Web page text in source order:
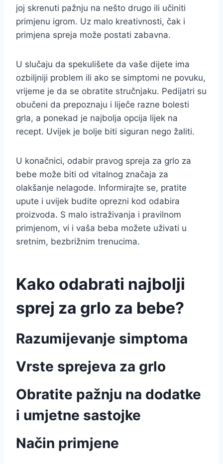
joj skrenuti pažnju na nešto drugo ili učiniti
primjenu igrom. Uz malo kreativnosti, čak i
primjena spreja može postati zabavna.
U slučaju da spekulišete da vaše dijete ima
ozbiljniji problem ili ako se simptomi ne povuku,
vrijeme je da se obratite stručnjaku. Pedijatri su
obučeni da prepoznaju i liječe razne bolesti
grla, a ponekad je najbolja opcija lijek na
recept. Uvijek je bolje biti siguran nego žaliti.
U konačnici, odabir pravog spreja za grlo za
bebe može biti od vitalnog značaja za
olakšanje nelagode. Informirajte se, pratite
upute i uvijek budite oprezni kod odabira
proizvoda. S malo istraživanja i pravilnom
primjenom, vi i vaša beba možete uživati u
sretnim, bezbrižnim trenucima.
Kako odabrati najbolji
sprej za grlo za bebe?
Razumijevanje simptoma
Vrste sprejeva za grlo
Obratite pažnju na dodatke
i umjetne sastojke
Način primjene